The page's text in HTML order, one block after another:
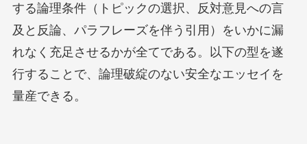
する論理条件（トピックの選択、反対意見への言
及と反論、パラフレーズを伴う引用）をいかに漏
れなく充足させるかが全てである。以下の型を遂
行することで、論理破綻のない安全なエッセイを
量産できる。